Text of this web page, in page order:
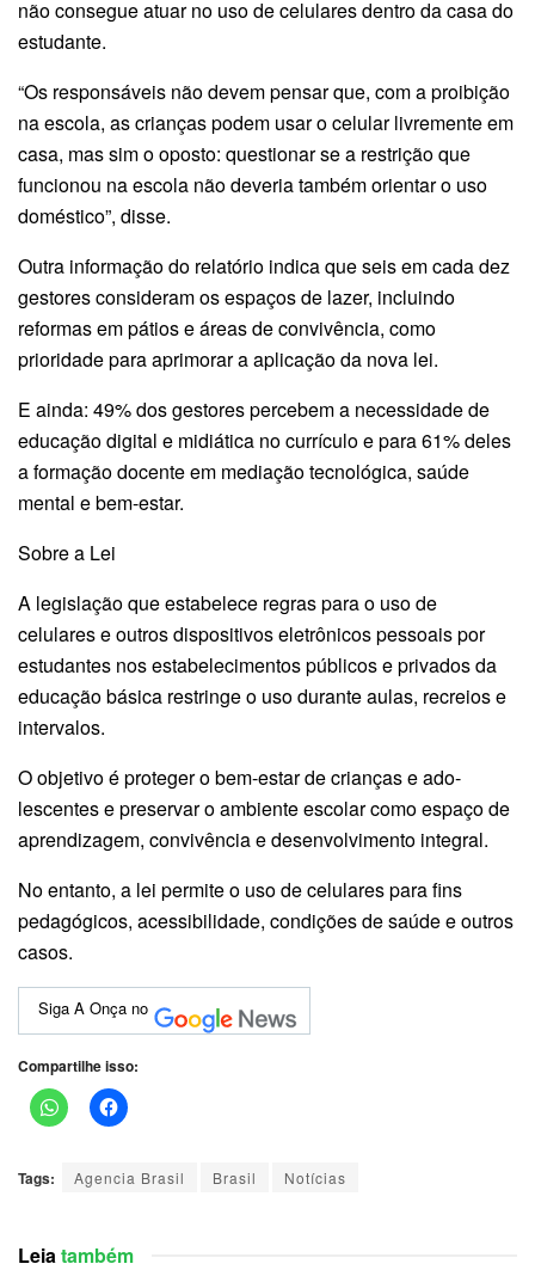
não consegue atuar no uso de celulares dentro da casa do
estudante.
“Os responsáveis não devem pensar que, com a proibição
na escola, as crianças podem usar o celular livremente em
casa, mas sim o oposto: questionar se a restrição que
funcionou na escola não deveria também orientar o uso
doméstico”, disse.
Outra informação do relatório indica que seis em cada dez
gestores consideram os espaços de lazer, incluindo
reformas em pátios e áreas de convivência, como
prioridade para aprimorar a aplicação da nova lei.
E ainda: 49% dos gestores percebem a necessidade de
educação digital e midiática no currículo e para 61% deles
a forma­ção docente em mediação tecnológica, saúde
mental e bem-estar.
Sobre a Lei
A legislação que estabelece regras para o uso de
celulares e outros dispositivos eletrônicos pessoais por
estudantes nos estabelecimentos públicos e privados da
educação básica restringe o uso durante aulas, recreios e
intervalos.
O objetivo é proteger o bem-estar de crianças e ado­
lescentes e preservar o ambiente escolar como espaço de
aprendizagem, con­vivência e desenvolvimento integral.
No entanto, a lei permite o uso de celulares para fins
pedagógicos, acessibilidade, condições de saúde e outros
casos.
Siga A Onça no
Compartilhe isso:
Tags: Agencia Brasil Brasil Notícias
Leia também